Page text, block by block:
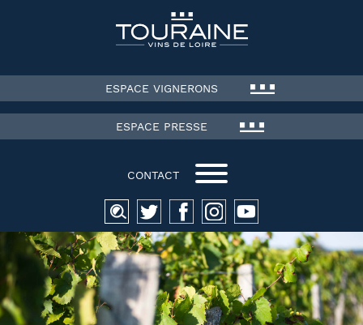
ESPACE VIGNERONS
ESPACE PRESSE
CONTACT
Recherche
pour :